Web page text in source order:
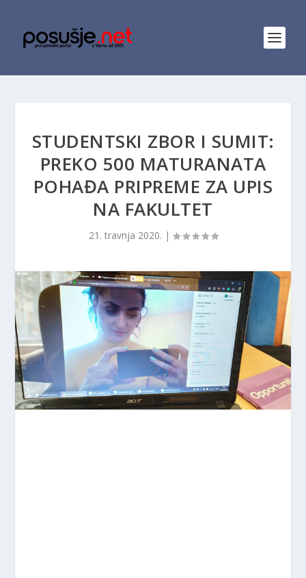
STUDENTSKI ZBOR I SUMIT:
PREKO 500 MATURANATA
POHAĐA PRIPREME ZA UPIS
NA FAKULTET
21. travnja 2020. |